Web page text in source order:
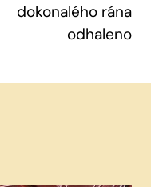
dokonalého rána
odhaleno